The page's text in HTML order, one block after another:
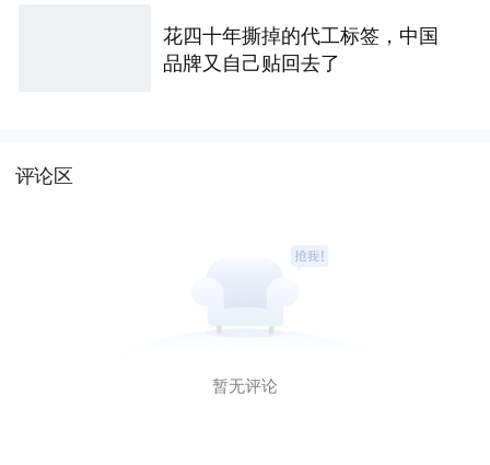
花四十年撕掉的代工标签，中国
品牌又自己贴回去了
评论区
暂无评论